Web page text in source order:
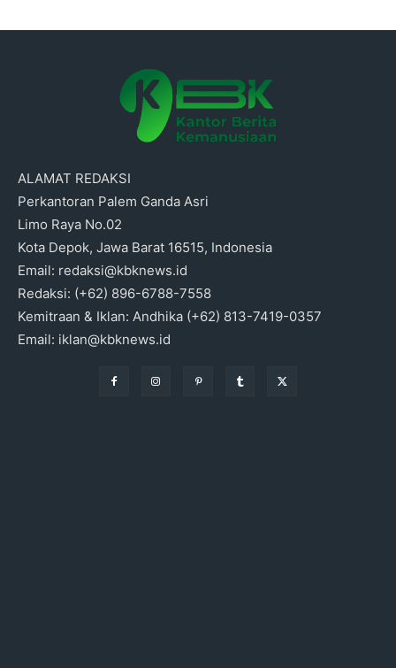
ALAMAT REDAKSI
Perkantoran Palem Ganda Asri
Limo Raya No.02
Kota Depok, Jawa Barat 16515, Indonesia
Email: redaksi@kbknews.id
Redaksi: (+62) 896-6788-7558
Kemitraan & Iklan: Andhika (+62) 813-7419-0357
Email: iklan@kbknews.id